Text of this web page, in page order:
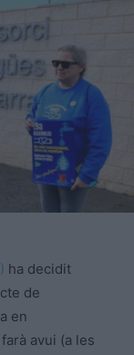
ha decidit
de
en
avui (a les